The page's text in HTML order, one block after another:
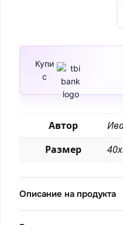
три
катера
Купи
с
Автор
Размер
Описание на продукта